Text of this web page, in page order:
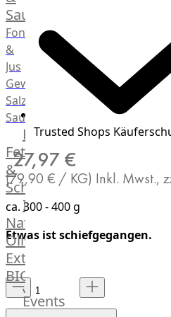
Saucen
Fonds
&
Jus
Gewürze
Salz
Saucen
Butter,
Fett
&
Schmalz
ItalianBar
Natives
Olivenöl
Extra
BIO
Veggie
Hardware
Events
Trusted Shops
27,97 €
(79,90 € / KG) Inkl. Mwst.,
ca. 300 - 400 g
Etwas ist schiefgegangen.